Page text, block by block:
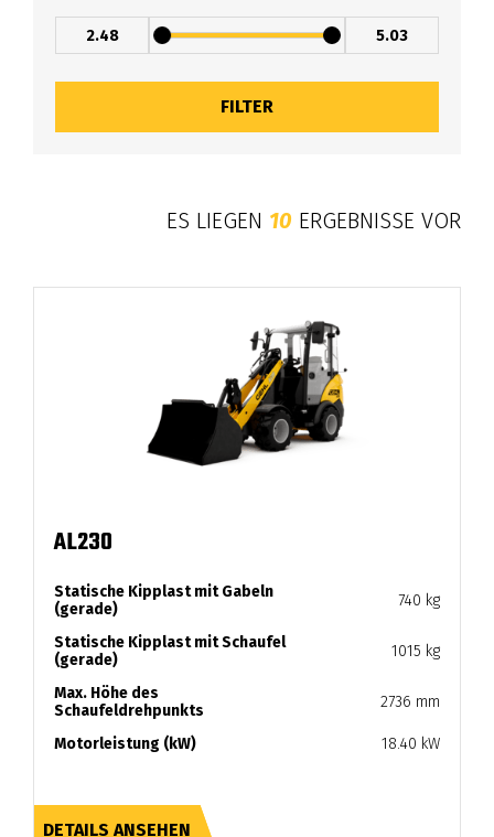
ES LIEGEN 10 ERGEBNISSE VOR
AL230
Statische Kipplast mit Gabeln
(gerade)
740 kg
Statische Kipplast mit Schaufel
(gerade)
1015 kg
Max. Höhe des
Schaufeldrehpunkts
2736 mm
Motorleistung (kW) 18.40 kW
DETAILS ANSEHEN